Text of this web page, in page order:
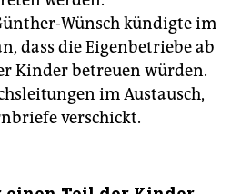
Wünsch kündigte im
dass die Eigenbetriebe ab
Kinder betreuen würden.
im Austausch,
verschickt.